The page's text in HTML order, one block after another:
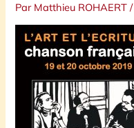
Par Matthieu ROHAERT/